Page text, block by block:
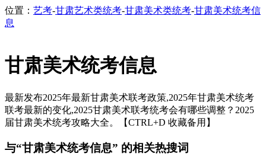
位置： 艺考-甘肃艺术类统考-甘肃美术类统考-甘肃美术统考信
息
甘肃美术统考信息
最新发布2025年最新甘肃美术联考政策,2025年甘肃美术统考
联考最新的变化,2025甘肃美术联考统考会有哪些调整？2025
届甘肃美术统考攻略大全。【CTRL+D 收藏备用】
与“甘肃美术统考信息” 的相关热搜词